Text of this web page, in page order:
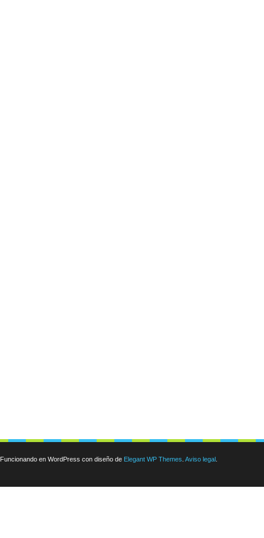
Funcionando en WordPress con diseño de Elegant WP Themes Aviso legal